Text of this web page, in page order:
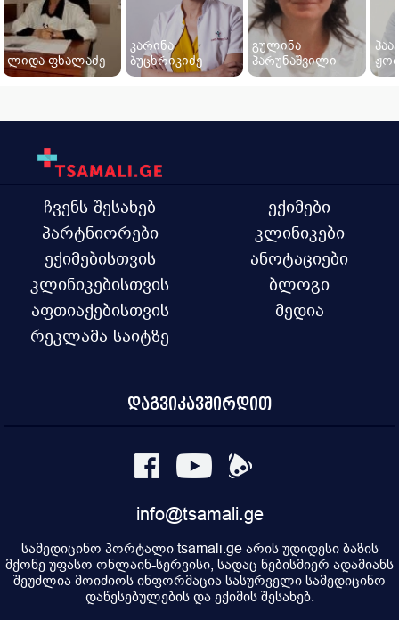
ლიდა ფხალაძე
კარინა
ბუცხრიკიძე
გულინა
პარუნაშვილი
ჩვენს შესახებ
პარტნიორები
ექიმებისთვის
კლინიკებისთვის
აფთიაქებისთვის
რეკლამა საიტზე
ექიმები
კლინიკები
ანოტაციები
ბლოგი
მედია
დაგვიკავშირდით
info@tsamali.ge
სამედიცინო პორტალი tsamali.ge არის უდიდესი ბაზის
მქონე უფასო ონლაინ-სერვისი, სადაც ნებისმიერ ადამიანს
შეუძლია მოიძიოს ინფორმაცია სასურველი სამედიცინო
დაწესებულების და ექიმის შესახებ.